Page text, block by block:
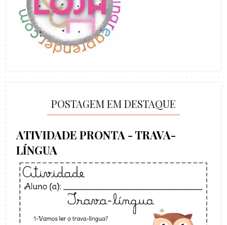
POSTAGEM EM DESTAQUE
ATIVIDADE PRONTA - TRAVA-
LÍNGUA